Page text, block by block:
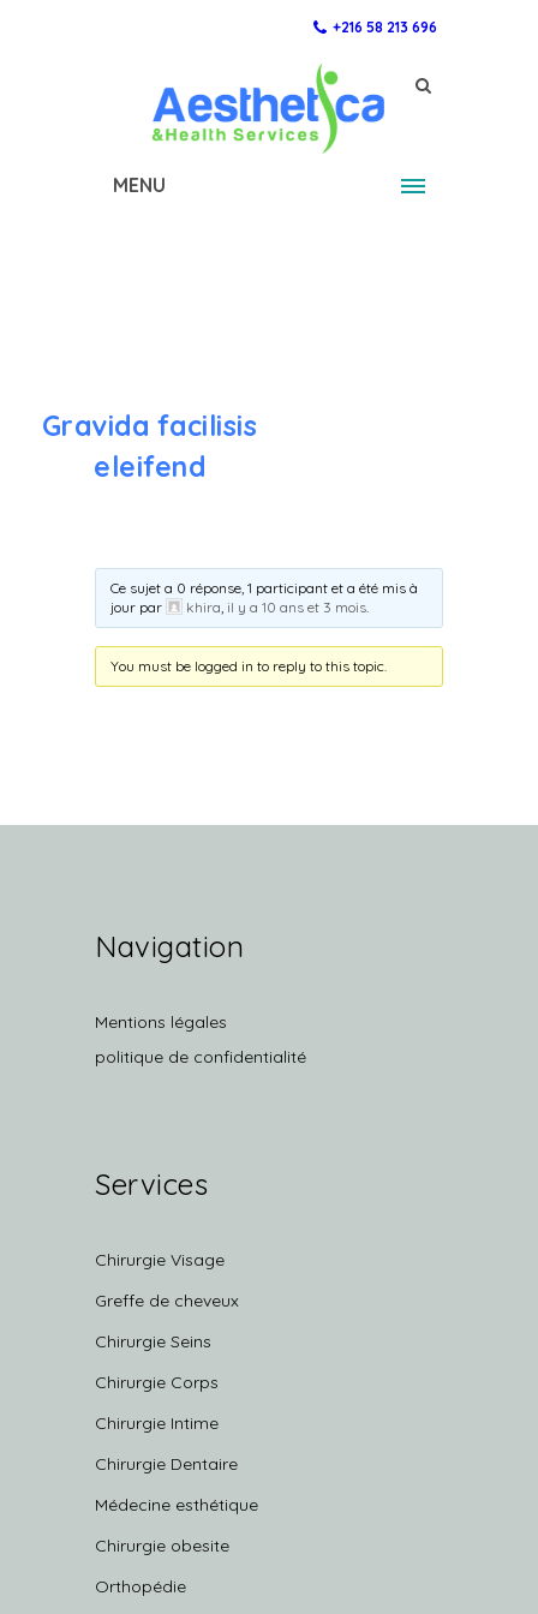
+216 58 213 696
MENU
Gravida facilisis
eleifend
Ce sujet a 0 réponse, 1 participant et a été mis à
jour par
khira, il y a 10 ans et 3 mois.
You must be logged in to reply to this topic.
Navigation
Mentions légales
politique de confidentialité
Services
Chirurgie Visage
Greffe de cheveux
Chirurgie Seins
Chirurgie Corps
Chirurgie Intime
Chirurgie Dentaire
Médecine esthétique
Chirurgie obesite
Orthopédie